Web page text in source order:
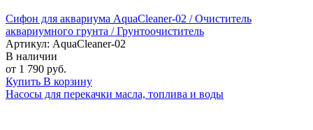
Сифон для аквариума AquaCleaner-02 / Очиститель
аквариумного грунта / Грунтоочиститель
Артикул: AquaCleaner-02
В наличии
от 1 790 руб.
Купить В корзину
Насосы для перекачки масла, топлива и воды